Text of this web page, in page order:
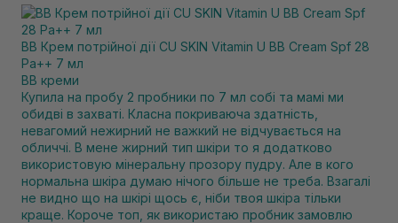
BB Крем потрійної дії CU SKIN Vitamin U BB Cream Spf 28
Pa++ 7 мл
BB креми
Купила на пробу 2 пробники по 7 мл собі та мамі ми
обидві в захваті. Класна покриваюча здатність,
невагомий нежирний не важкий не відчувається на
обличчі. В мене жирний тип шкіри то я додатково
використовую мінеральну прозору пудру. Але в кого
нормальна шкіра думаю нічого більше не треба. Взагалі
не видно що на шкірі щось є, ніби твоя шкіра тільки
краще. Короче топ, як використаю пробник замовлю